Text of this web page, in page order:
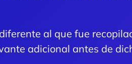
al que fue
adicional antes de